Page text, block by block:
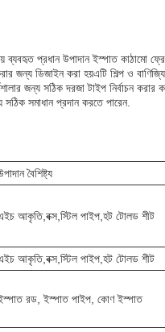
ব্যবহৃত প্রধান উপাদান ইস্পাত
করার জন্য ডিজাইন করা হয়এটি শিল্প ও
জন্য সঠিক দরজা টাইপ নির্বাচন
সমাধান প্রদান করতে পারেন.
বৈশিষ্ট্য
আকৃতি,বক্স,স্টিল পাইপ,হট টোলড শীট
আকৃতি,বক্স,স্টিল পাইপ,হট টোলড শীট
রড, ইস্পাত পাইপ, কোণ ইস্পাত